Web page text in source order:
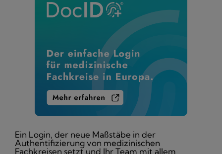
Ein Login, der neue Maßstäbe in der
Authentifizierung von medizinischen
Fachkreisen setzt und Ihr Team mit allem